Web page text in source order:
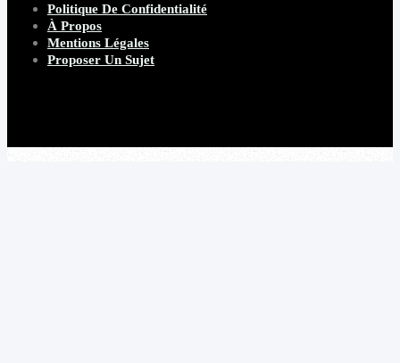
Politique De Confidentialité
À Propos
Mentions Légales
Proposer Un Sujet